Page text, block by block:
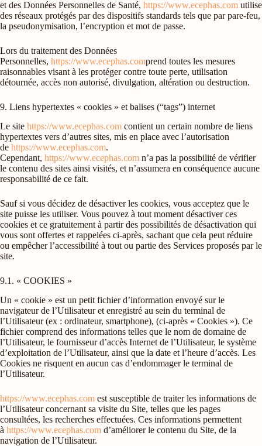
et des Données Personnelles de Santé, https://www.ecephas.com utilise
des réseaux protégés par des dispositifs standards tels que par pare-feu,
la pseudonymisation, l’encryption et mot de passe.
Lors du traitement des Données
Personnelles, https://www.ecephas.comprend toutes les mesures
raisonnables visant à les protéger contre toute perte, utilisation
détournée, accès non autorisé, divulgation, altération ou destruction.
9. Liens hypertextes « cookies » et balises (“tags”) internet
Le site https://www.ecephas.com contient un certain nombre de liens
hypertextes vers d’autres sites, mis en place avec l’autorisation
de https://www.ecephas.com.
Cependant, https://www.ecephas.com n’a pas la possibilité de vérifier
le contenu des sites ainsi visités, et n’assumera en conséquence aucune
responsabilité de ce fait.
Sauf si vous décidez de désactiver les cookies, vous acceptez que le
site puisse les utiliser. Vous pouvez à tout moment désactiver ces
cookies et ce gratuitement à partir des possibilités de désactivation qui
vous sont offertes et rappelées ci-après, sachant que cela peut réduire
ou empêcher l’accessibilité à tout ou partie des Services proposés par le
site.
9.1. « COOKIES »
Un « cookie » est un petit fichier d’information envoyé sur le
navigateur de l’Utilisateur et enregistré au sein du terminal de
l’Utilisateur (ex : ordinateur, smartphone), (ci-après « Cookies »). Ce
fichier comprend des informations telles que le nom de domaine de
l’Utilisateur, le fournisseur d’accès Internet de l’Utilisateur, le système
d’exploitation de l’Utilisateur, ainsi que la date et l’heure d’accès. Les
Cookies ne risquent en aucun cas d’endommager le terminal de
l’Utilisateur.
https://www.ecephas.com est susceptible de traiter les informations de
l’Utilisateur concernant sa visite du Site, telles que les pages
consultées, les recherches effectuées. Ces informations permettent
à https://www.ecephas.com d’améliorer le contenu du Site, de la
navigation de l’Utilisateur.